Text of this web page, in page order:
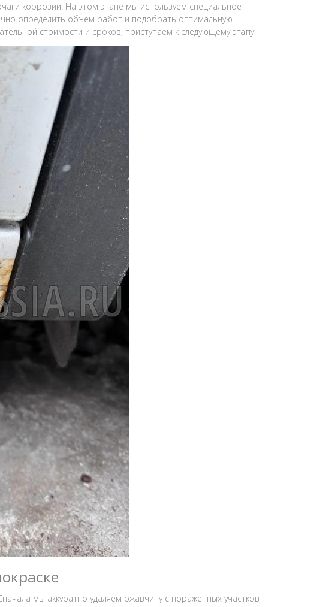
коррозии. На этом этапе мы используем специальное
определить объем работ и подобрать оптимальную
стоимости и сроков, приступаем к следующему этапу.
мы аккуратно удаляем ржавчину с пораженных участков